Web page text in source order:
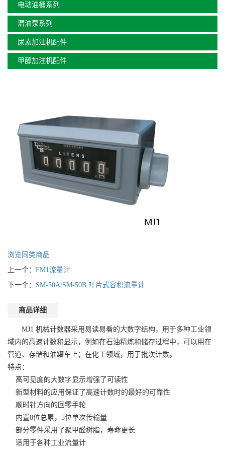
电动油桶系列
潜油泵系列
尿素加注机配件
甲醇加注机配件
浏览同类商品
上一个： FM1流量计
下一个： SM-50A/SM-50B 叶片式容积流量计
商品详细
MJ1 机械计数器采用易读易看的大数字结构，用于多种工业领
域内的高速计数和显示，例如在石油精炼和储存过程中，可以用在
管道、存储和油罐车上；在化工领域，用于批次计数。
特点：
高可见度的大数字显示增强了可读性
新型材料的应用保证了高速计数时的最好的可靠性
顺时针方向的回零手轮
内置8位总累，5位单次传输量
部分零件采用了聚甲醛树脂，寿命更长
适用于各种工业流量计